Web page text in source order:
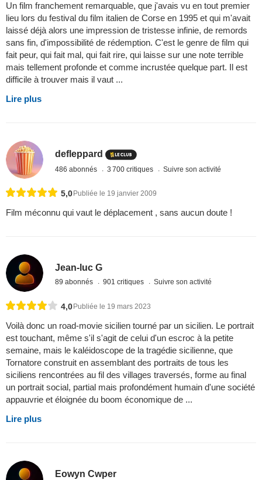
Un film franchement remarquable, que j'avais vu en tout premier
lieu lors du festival du film italien de Corse en 1995 et qui m'avait
laissé déjà alors une impression de tristesse infinie, de remords
sans fin, d'impossibilité de rédemption. C'est le genre de film qui
fait peur, qui fait mal, qui fait rire, qui laisse sur une note terrible
mais tellement profonde et comme incrustée quelque part. Il est
difficile à trouver mais il vaut ...
Lire plus
defleppard
486 abonnés 3 700 critiques Suivre son activité
5,0Publiée le 19 janvier 2009
Film méconnu qui vaut le déplacement , sans aucun doute !
Jean-luc G
89 abonnés 901 critiques Suivre son activité
4,0Publiée le 19 mars 2023
Voilà donc un road-movie sicilien tourné par un sicilien. Le portrait
est touchant, même s'il s'agit de celui d'un escroc à la petite
semaine, mais le kaléidoscope de la tragédie sicilienne, que
Tornatore construit en assemblant des portraits de tous les
siciliens rencontrées au fil des villages traversés, forme au final
un portrait social, partial mais profondément humain d'une société
appauvrie et éloignée du boom économique de ...
Lire plus
Eowyn Cwper